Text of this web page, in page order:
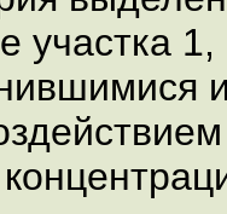
участка 1,